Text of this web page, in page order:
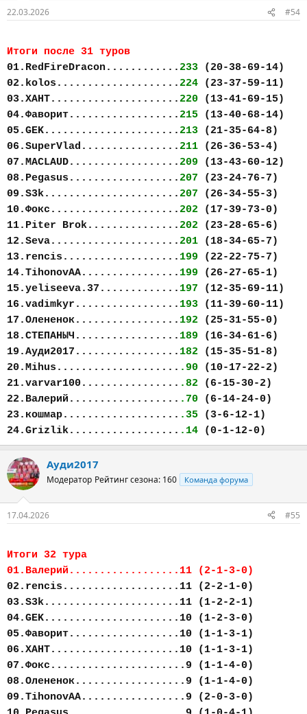
22.03.2026 #54
Итоги после 31 туров
01.RedFireDracon............233 (20-38-69-14)
02.kolos....................224 (23-37-59-11)
03.ХАНТ.....................220 (13-41-69-15)
04.Фаворит..................215 (13-40-68-14)
05.GEK......................213 (21-35-64-8)
06.SuperVlad................211 (26-36-53-4)
07.MACLAUD..................209 (13-43-60-12)
08.Pegasus..................207 (23-24-76-7)
09.S3k......................207 (26-34-55-3)
10.Фокс.....................202 (17-39-73-0)
11.Piter Brok...............202 (23-28-65-6)
12.Seva.....................201 (18-34-65-7)
13.rencis................... 199 (22-22-75-7)
14.TihonovAA................ 199 (26-27-65-1)
15.yeliseeva.37............. 197 (12-35-69-11)
16.vadimkyr................. 193 (11-39-60-11)
17.Олененок................. 192 (25-31-55-0)
18.СТЕПАНЫЧ................. 189 (16-34-61-6)
19.Ауди2017................. 182 (15-35-51-8)
20.Mihus.................... .90 (10-17-22-2)
21.varvar100................ .82 (6-15-30-2)
22.Валерий.................. .70 (6-14-24-0)
23.кошмар................... .35 (3-6-12-1)
24.Grizlik.................. .14 (0-1-12-0)
Ауди2017
Модератор Рейтинг сезона: 160 Команда форума
17.04.2026 #55
Итоги 32 тура
01.Валерий..................11 (2-1-3-0)
02.rencis...................11 (2-2-1-0)
03.S3k......................11 (1-2-2-1)
04.GEK......................10 (1-2-3-0)
05.Фаворит..................10 (1-1-3-1)
06.ХАНТ.....................10 (1-1-3-1)
07.Фокс......................9 (1-1-4-0)
08.Олененок..................9 (1-1-4-0)
09.TihonovAA.................9 (2-0-3-0)